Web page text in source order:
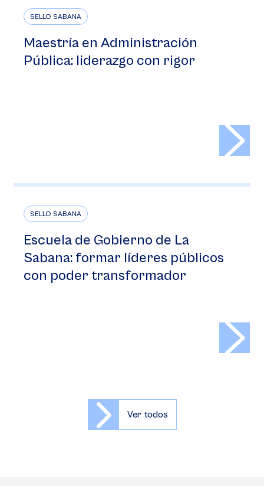
SELLO SABANA
Maestría en Administración
Pública: liderazgo con rigor
SELLO SABANA
Escuela de Gobierno de La
Sabana: formar líderes públicos
con poder transformador
Ver todos